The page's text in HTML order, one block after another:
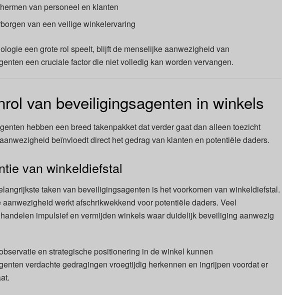
van personeel en klanten
van een veilige winkelervaring
een grote rol speelt, blijft de menselijke aanwezigheid van
een cruciale factor die niet volledig kan worden vervangen.
van beveiligingsagenten in winkels
hebben een breed takenpakket dat verder gaat dan alleen toezicht
beïnvloedt direct het gedrag van klanten en potentiële daders.
van winkeldiefstal
taken van beveiligingsagenten is het voorkomen van winkeldiefstal.
aanwezigheid werkt afschrikwekkend voor potentiële daders. Veel
impulsief en vermijden winkels waar duidelijk beveiliging aanwezig
en strategische positionering in de winkel kunnen
verdachte gedragingen vroegtijdig herkennen en ingrijpen voordat er